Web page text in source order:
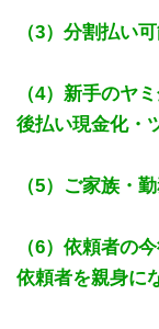
（3）分割払い
（4）新手のヤ
後払い現金化・
（5）ご家族・
（6）依頼者の
依頼者を親身に